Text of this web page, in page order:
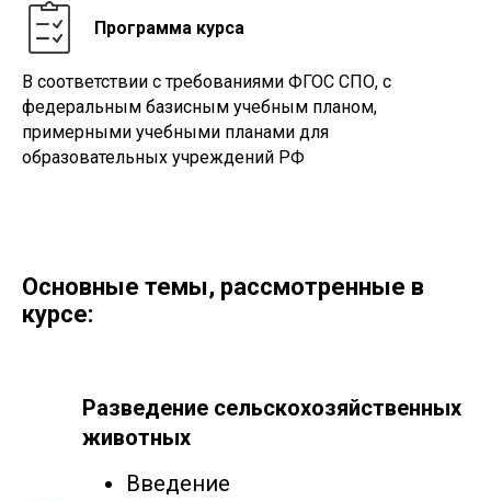
Программа курса
В соответствии с требованиями ФГОС СПО, с
федеральным базисным учебным планом,
примерными учебными планами для
образовательных учреждений РФ
Основные темы, рассмотренные в
курсе:
Разведение сельскохозяйственных
животных
Введение